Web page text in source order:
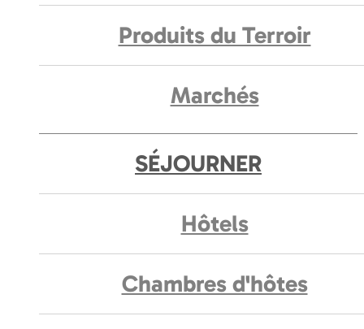
Produits du Terroir
Marchés
SÉJOURNER
Hôtels
Chambres d'hôtes